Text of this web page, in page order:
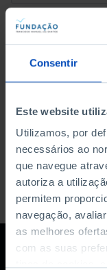
Consentir
Este website
Utilizamos, por
necessários ao
que navegue
autoriza a
permitem
navegação,
as melhores
com as suas
DATA DE INÍCIO
DATA DE FIM